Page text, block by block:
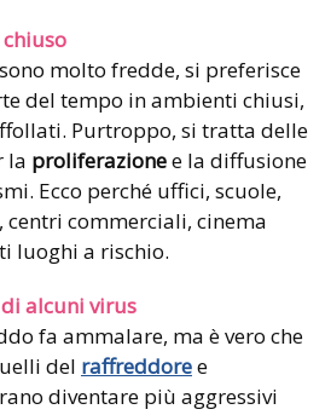
molto fredde, si preferisce
del tempo in ambienti chiusi,
Purtroppo, si tratta delle
la proliferazionee la diffusione
Ecco perché uffici, scuole,
commerciali, cinema
luoghi a rischio.
di alcuni virus
fa ammalare, ma è vero che
del raffreddoree
diventare più aggressivi